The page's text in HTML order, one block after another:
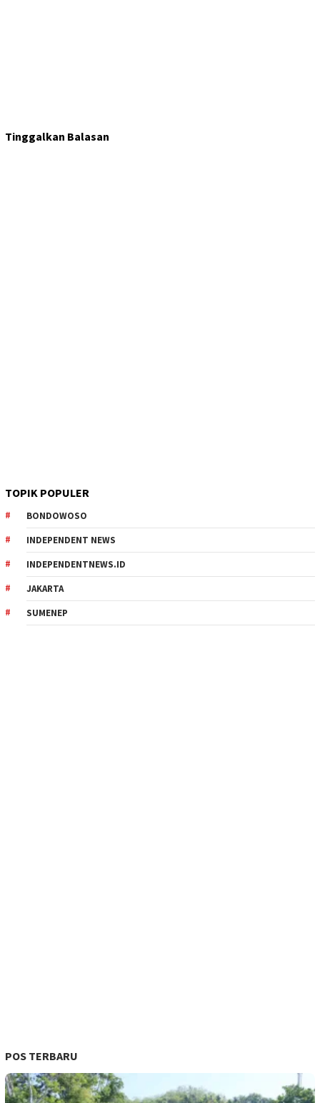
Tinggalkan Balasan
TOPIK POPULER
BONDOWOSO
INDEPENDENT NEWS
INDEPENDENTNEWS.ID
JAKARTA
SUMENEP
POS TERBARU